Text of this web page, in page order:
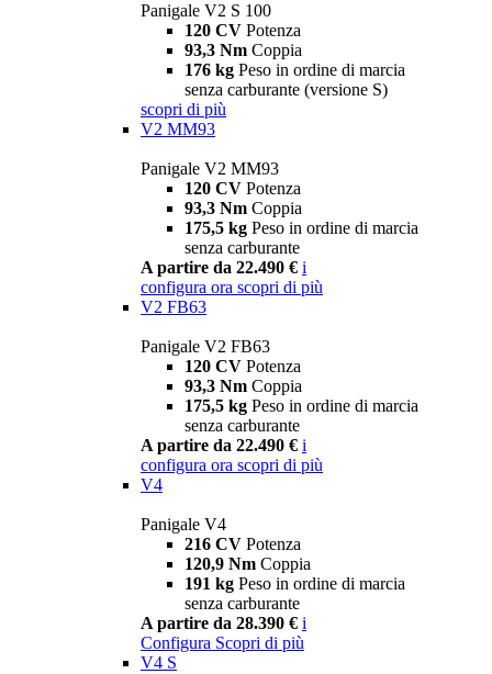
Panigale V2 S 100
120 CV Potenza
93,3 Nm Coppia
176 kg Peso in ordine di marcia
senza carburante (versione S)
scopri di più
V2 MM93
Panigale V2 MM93
120 CV Potenza
93,3 Nm Coppia
175,5 kg Peso in ordine di marcia
senza carburante
A partire da 22.490 € i
configura ora scopri di più
V2 FB63
Panigale V2 FB63
120 CV Potenza
93,3 Nm Coppia
175,5 kg Peso in ordine di marcia
senza carburante
A partire da 22.490 € i
configura ora scopri di più
V4
Panigale V4
216 CV Potenza
120,9 Nm Coppia
191 kg Peso in ordine di marcia
senza carburante
A partire da 28.390 € i
Configura Scopri di più
V4 S